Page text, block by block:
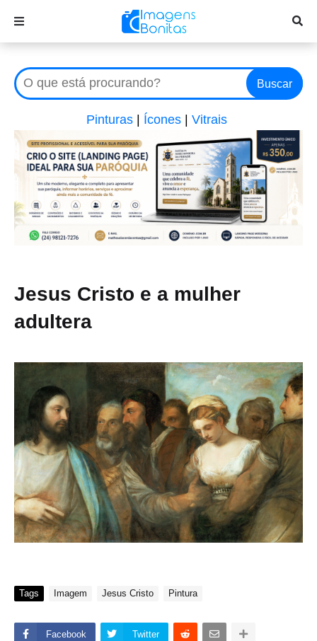
Buscar
Pinturas Ícones Vitrais
Jesus Cristo e a mulher
adultera
Tags Imagem Jesus Cristo Pintura
Facebook Twitter